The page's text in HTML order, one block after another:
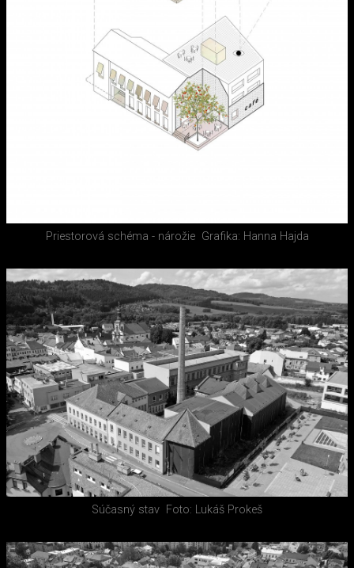
Priestorová schéma - nárožie Grafika: Hanna Hajda
Súčasný stav Foto: Lukáš Prokeš